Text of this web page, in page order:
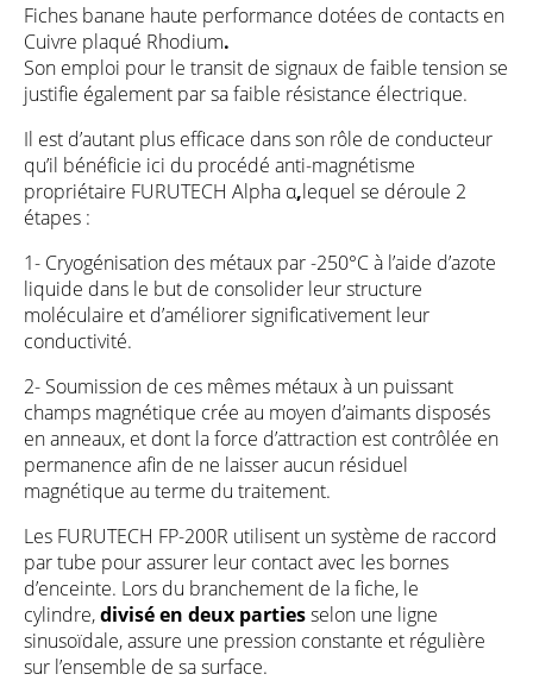
Fiches banane haute performance dotées de contacts en
Cuivre plaqué Rhodium.
Son emploi pour le transit de signaux de faible tension se
justifie également par sa faible résistance électrique.
Il est d’autant plus efficace dans son rôle de conducteur
qu’il bénéficie ici du procédé anti-magnétisme
propriétaire FURUTECH Alpha α,lequel se déroule 2
étapes :
1- Cryogénisation des métaux par -250°C à l’aide d’azote
liquide dans le but de consolider leur structure
moléculaire et d’améliorer significativement leur
conductivité.
2- Soumission de ces mêmes métaux à un puissant
champs magnétique crée au moyen d’aimants disposés
en anneaux, et dont la force d’attraction est contrôlée en
permanence afin de ne laisser aucun résiduel
magnétique au terme du traitement.
Les FURUTECH FP-200R utilisent un système de raccord
par tube pour assurer leur contact avec les bornes
d’enceinte. Lors du branchement de la fiche, le
cylindre,divisé en deux partiesselon une ligne
sinusoïdale, assure une pression constante et régulière
sur l’ensemble de sa surface.